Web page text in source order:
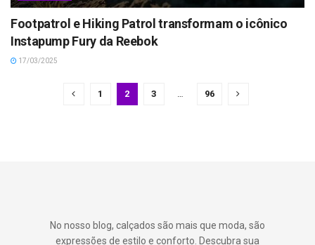
Footpatrol e Hiking Patrol transformam o icônico
Instapump Fury da Reebok
17/03/2025
1 2 3 96
No nosso blog, calçados são mais que moda, são
expressões de estilo e conforto. Descubra sua